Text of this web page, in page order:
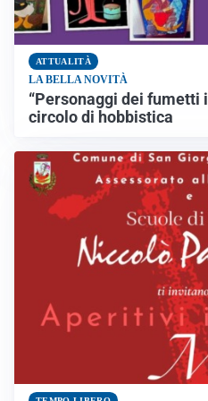
ATTUALITÀ
LA BELLA NOVITÀ
“Personaggi dei fumetti
circolo di hobbistica